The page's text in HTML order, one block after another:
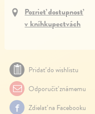
Pozrieť dostupnosť
v kníhkupectvách
Pridať do wishlistu
Odporučiť známemu
Zdielať na Facebooku